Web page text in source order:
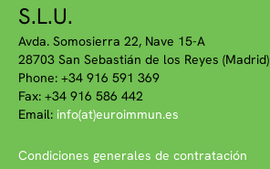
S.L.U.
Avda. Somosierra 22, Nave 15-A
28703 San Sebastián de los Reyes (Madrid)
Phone: +34 916 591 369
Fax: +34 916 586 442
Email: info(at)euroimmun.es
Condiciones generales de contratación